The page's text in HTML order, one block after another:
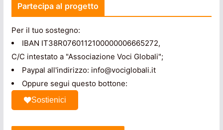
Partecipa al progetto
Per il tuo sostegno:
IBAN IT38R0760112100000006665272,
C/C intestato a "Associazione Voci Globali";
Paypal all'indirizzo: info@vociglobali.it
Oppure segui questo bottone:
Sostienici